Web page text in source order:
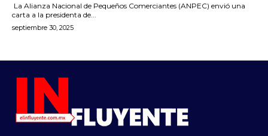
La Alianza Nacional de Pequeños Comerciantes (ANPEC) envió una
carta a la presidenta de...
septiembre 30, 2025